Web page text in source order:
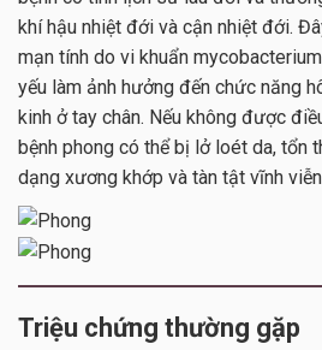
khí hậu nhiệt đới và cận nhiệt đới.
mạn tính do vi khuẩn
yếu làm ảnh hưởng đến chức năng
kinh ở tay chân. Nếu không được
bệnh phong có thể bị lở loét da, tổn
dạng xương khớp và tàn tật vĩnh
Triệu chứng thường gặp